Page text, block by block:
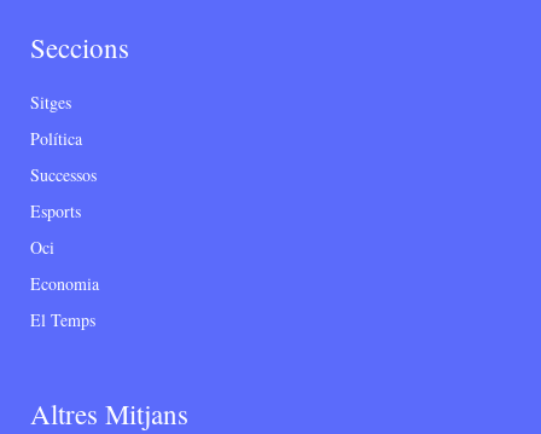
Seccions
Sitges
Política
Successos
Esports
Oci
Economia
El Temps
Altres Mitjans